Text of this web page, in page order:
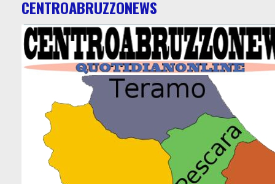
CENTROABRUZZONEWS